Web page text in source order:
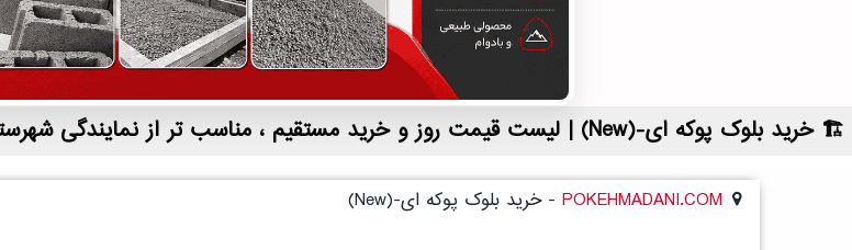
خرید بلوک پوکه ای-(New) | لیست قیمت روز و خرید مستقیم ، مناسب تر از نمایندگی شهرستان ها
POKEHMADANI.COM
-خرید بلوک پوکه ای-(New)